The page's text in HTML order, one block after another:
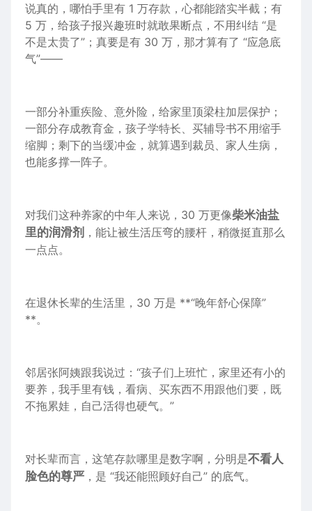
说真的，哪怕手里有 1 万存款，心都能踏实半截；有
5 万，给孩子报兴趣班时就敢果断点，不用纠结 “是
不是太贵了”；真要是有 30 万，那才算有了 “应急底
气”——
一部分补重疾险、意外险，给家里顶梁柱加层保护；
一部分存成教育金，孩子学特长、买辅导书不用缩手
缩脚；剩下的当缓冲金，就算遇到裁员、家人生病，
也能多撑一阵子。
对我们这种养家的中年人来说，30 万更像柴米油盐
里的润滑剂 ，能让被生活压弯的腰杆，稍微挺直那么
一点点。
在退休长辈的生活里，30 万是 **“晚年舒心保障”
**。
邻居张阿姨跟我说过：“孩子们上班忙，家里还有小的
要养，我手里有钱，看病、买东西不用跟他们要，既
不拖累娃，自己活得也硬气。”
对长辈而言，这笔存款哪里是数字啊，分明是不看人
脸色的尊严 ，是 “我还能照顾好自己” 的底气。